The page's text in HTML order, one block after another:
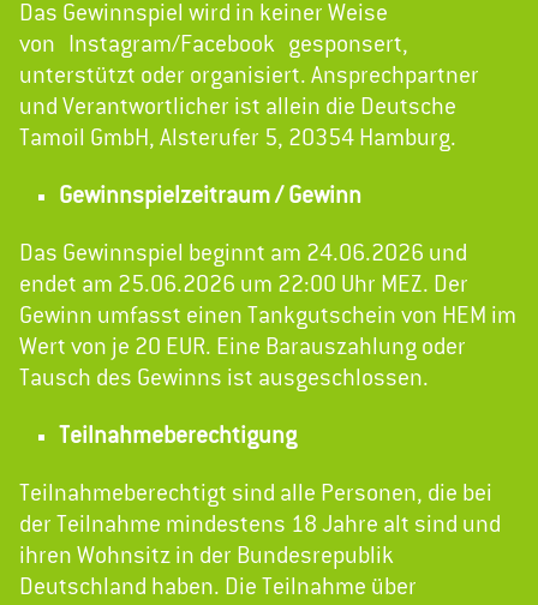
Das Gewinnspiel wird in keiner Weise
von Instagram/Facebook gesponsert,
unterstützt oder organisiert. Ansprechpartner
und Verantwortlicher ist allein die Deutsche
Tamoil GmbH, Alsterufer 5, 20354 Hamburg.
Gewinnspielzeitraum / Gewinn
Das Gewinnspiel beginnt am 24.06.2026 und
endet am 25.06.2026 um 22:00 Uhr MEZ. Der
Gewinn umfasst einen Tankgutschein von HEM im
Wert von je 20 EUR. Eine Barauszahlung oder
Tausch des Gewinns ist ausgeschlossen.
Teilnahmeberechtigung
Teilnahmeberechtigt sind alle Personen, die bei
der Teilnahme mindestens 18 Jahre alt sind und
ihren Wohnsitz in der Bundesrepublik
Deutschland haben. Die Teilnahme über